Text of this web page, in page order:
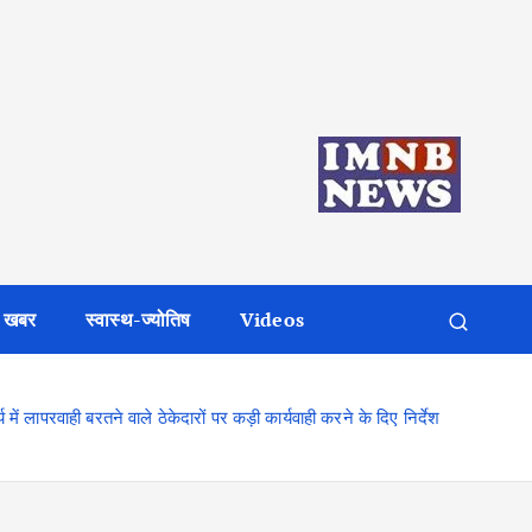
स्वास्थ-ज्योतिष Videos
लापरवाही बरतने वाले ठेकेदारों पर कड़ी कार्यवाही करने के दिए निर्देश